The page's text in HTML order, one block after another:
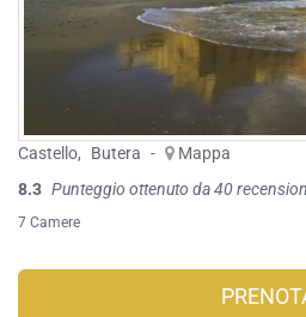
Castello, Butera -
Mappa
8.3 Punteggio ottenuto da 40
7 Camere